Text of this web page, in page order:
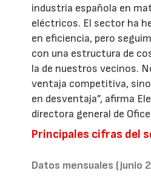
industria española en
eléctricos. El sector ha
en eficiencia, pero
con una estructura de
la de nuestros vecinos.
ventaja competitiva,
en desventaja”, afirma
directora general de
Principales cifras del
Datos mensuales (junio